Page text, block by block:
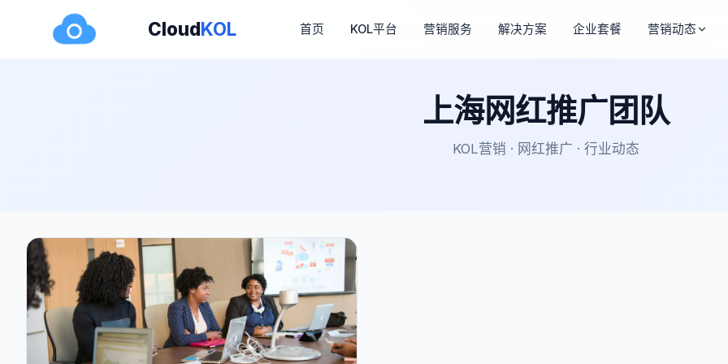
CloudKOL 首页 KOL平台 营销服务 解决方案 企业套餐 营销动态
上海网红推广团队
KOL营销 · 网红推广 · 行业动态